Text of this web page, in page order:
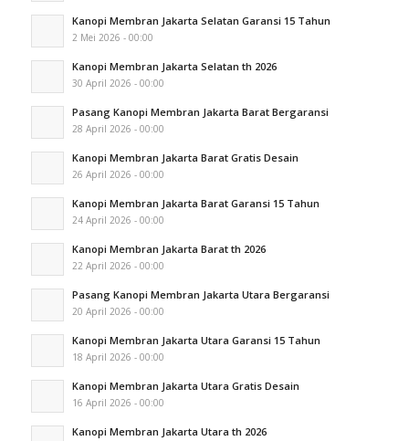
Kanopi Membran Jakarta Selatan Garansi 15 Tahun
2 Mei 2026 - 00:00
Kanopi Membran Jakarta Selatan th 2026
30 April 2026 - 00:00
Pasang Kanopi Membran Jakarta Barat Bergaransi
28 April 2026 - 00:00
Kanopi Membran Jakarta Barat Gratis Desain
26 April 2026 - 00:00
Kanopi Membran Jakarta Barat Garansi 15 Tahun
24 April 2026 - 00:00
Kanopi Membran Jakarta Barat th 2026
22 April 2026 - 00:00
Pasang Kanopi Membran Jakarta Utara Bergaransi
20 April 2026 - 00:00
Kanopi Membran Jakarta Utara Garansi 15 Tahun
18 April 2026 - 00:00
Kanopi Membran Jakarta Utara Gratis Desain
16 April 2026 - 00:00
Kanopi Membran Jakarta Utara th 2026